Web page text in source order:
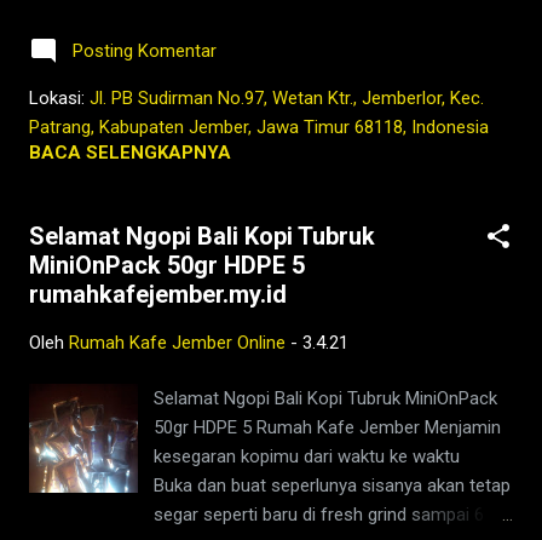
coffee shop di indonesia,harga kopi
Kopi Jember di www.rumahkafejember.my.id
KOPI ROBUSTA ARABIKA JEMBER 2021
@rumahkafejember #ngopi #kopi #jember
#tubruk #wedang #uwuh #rempah
#kopihijau #kopienak #coffeetime
#coffeeaddict #ngopisore #rokenrol
#coffeebeans #coffeelovers #instagood
#photooftheday #TetapProtokolNewNormal
kopi di jember,jenis kopi jember,kafe di
jember,kopi jember,bisnis coffee shop di
indonesia,harga kopi jember,bisnis coffee
shop,warung kopi jember,kopi nyaman di
lambung,rumah,2021,tubruk,pandemi,covid19,
Posting Komentar
Lokasi: Jl. PB Sudirman No.97, Wetan Ktr., Jemberlor, Kec.
Patrang, Kabupaten Jember, Jawa Timur 68118, Indonesia
BACA SELENGKAPNYA
Selamat Ngopi Bali Kopi Tubruk
MiniOnPack 50gr HDPE 5
rumahkafejember.my.id
Oleh Rumah Kafe Jember Online - 3.4.21
Selamat Ngopi Bali Kopi Tubruk MiniOnPack
50gr HDPE 5 Rumah Kafe Jember Menjamin
kesegaran kopimu dari waktu ke waktu
Buka dan buat seperlunya sisanya akan tetap
segar seperti baru di fresh grind sampai 6